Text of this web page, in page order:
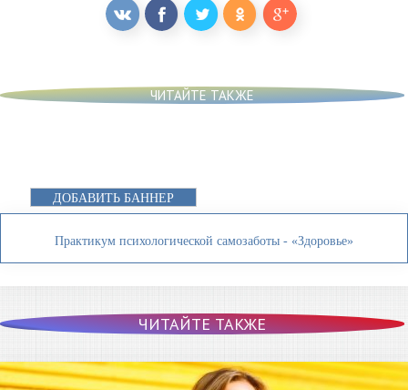
ЧИТАЙТЕ ТАКЖЕ
ДОБАВИТЬ БАННЕР
Практикум психологической самозаботы - «Здоровье»
ЧИТАЙТЕ ТАКЖЕ